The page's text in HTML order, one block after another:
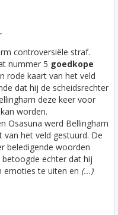
controversiële straf.
nummer 5 goedkope
rode kaart van het veld
dat hij de scheidsrechter
deze keer voor
worden.
Osasuna werd Bellingham
het veld gestuurd. De
beledigende woorden
echter dat hij
emoties te uiten en (...)